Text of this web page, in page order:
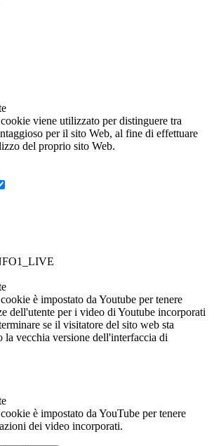
viene utilizzato per distinguere tra
per il sito Web, al fine di effettuare
del proprio sito Web.
è impostato da Youtube per tenere
dell'utente per i video di Youtube incorporati
se il visitatore del sito web sta
la vecchia versione dell'interfaccia di
è impostato da YouTube per tenere
dei video incorporati.